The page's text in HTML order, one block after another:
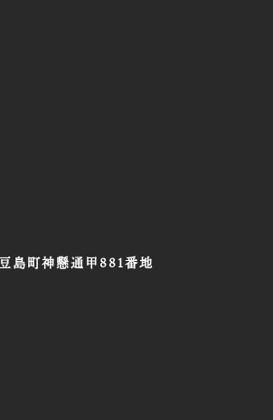
島町神懸通甲881番地